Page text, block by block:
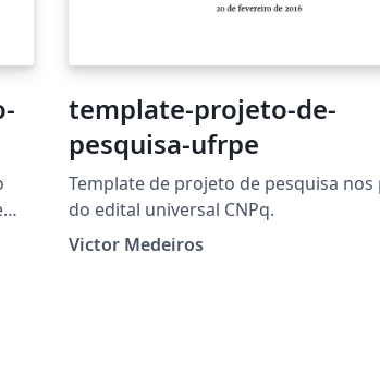
template-projeto-de-
pesquisa-ufrpe
Template de projeto de pesquisa nos
do edital universal CNPq.
Victor Medeiros